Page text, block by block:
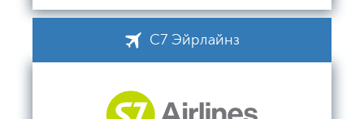
С7 Эйрлайнз